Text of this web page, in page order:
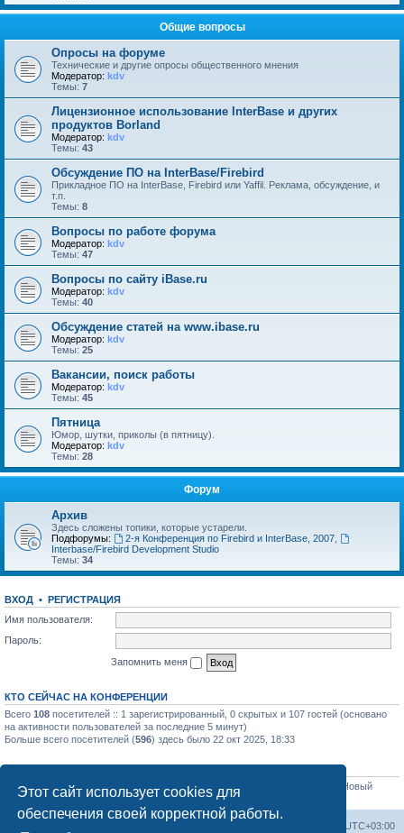
Этот сайт использует cookies для
обеспечения своей корректной работы.
Общие вопросы
Опросы на форуме
Технические и другие опросы общественного мнения
Модератор: kdv
Темы: 7
Лицензионное использование InterBase и других
продуктов Borland
Модератор: kdv
Темы: 43
Обсуждение ПО на InterBase/Firebird
Прикладное ПО на InterBase, Firebird или Yaffil. Реклама, обсуждение, и
т.п.
Темы: 8
Вопросы по работе форума
Модератор: kdv
Темы: 47
Вопросы по сайту iBase.ru
Модератор: kdv
Темы: 40
Обсуждение статей на www.ibase.ru
Модератор: kdv
Темы: 25
Вакансии, поиск работы
Модератор: kdv
Темы: 45
Пятница
Юмор, шутки, приколы (в пятницу).
Модератор: kdv
Темы: 28
Форум
Архив
Здесь сложены топики, которые устарели.
Подфорумы:
2-я Конференция по Firebird и InterBase, 2007,
Interbase/Firebird Development Studio
Темы: 34
ВХОД • РЕГИСТРАЦИЯ
Имя пользователя:
Пароль:
Запомнить меня
КТО СЕЙЧАС НА КОНФЕРЕНЦИИ
Всего 108 посетителей :: 1 зарегистрированный, 0 скрытых и 107 гостей (основано
на активности пользователей за последние 5 минут)
Больше всего посетителей (596) здесь было 22 окт 2025, 18:33
Всего сообщений:
4331
• Новый
пользователь:sim84
UTC+03:00